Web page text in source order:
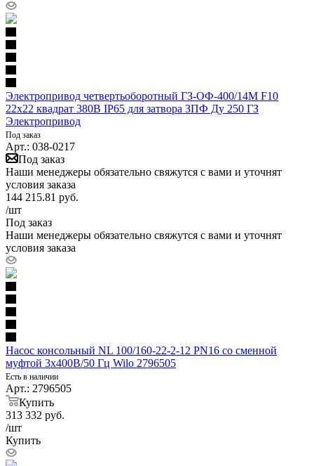
Электропривод четвертьоборотный ГЗ-ОФ-400/14М F10
22x22 квадрат 380В IP65 для затвора ЗПФ Ду 250 ГЗ
Электропривод
Под заказ
Арт.: 038-0217
Под заказ
Наши менеджеры обязательно свяжутся с вами и уточнят
условия заказа
144 215.81 руб.
/шт
Под заказ
Наши менеджеры обязательно свяжутся с вами и уточнят
условия заказа
Насос консольный NL 100/160-22-2-12 PN16 со сменной
муфтой 3х400В/50 Гц Wilo 2796505
Есть в наличии
Арт.: 2796505
Купить
313 332 руб.
/шт
Купить